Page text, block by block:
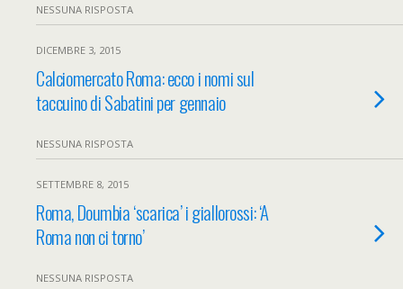
NESSUNA RISPOSTA
DICEMBRE 3, 2015
Calciomercato Roma: ecco i nomi sul
taccuino di Sabatini per gennaio
NESSUNA RISPOSTA
SETTEMBRE 8, 2015
Roma, Doumbia ‘scarica’ i giallorossi: ‘A
Roma non ci torno’
NESSUNA RISPOSTA